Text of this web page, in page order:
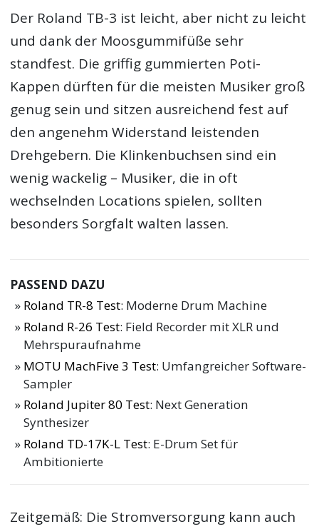
Der Roland TB-3 ist leicht, aber nicht zu leicht
und dank der Moosgummifüße sehr
standfest. Die griffig gummierten Poti-
Kappen dürften für die meisten Musiker groß
genug sein und sitzen ausreichend fest auf
den angenehm Widerstand leistenden
Drehgebern. Die Klinkenbuchsen sind ein
wenig wackelig – Musiker, die in oft
wechselnden Locations spielen, sollten
besonders Sorgfalt walten lassen.
PASSEND DAZU
Roland TR-8 Test: Moderne Drum Machine
Roland R-26 Test: Field Recorder mit XLR und
Mehrspuraufnahme
MOTU MachFive 3 Test: Umfangreicher Software-
Sampler
Roland Jupiter 80 Test: Next Generation
Synthesizer
Roland TD-17K-L Test: E-Drum Set für
Ambitionierte
Zeitgemäß: Die Stromversorgung kann auch